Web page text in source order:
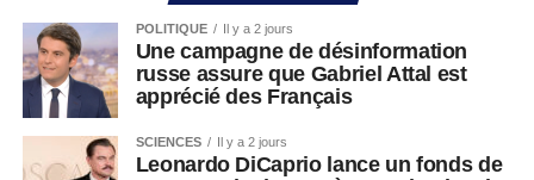
POLITIQUE Il y a 2 jours
Une campagne de désinformation
russe assure que Gabriel Attal est
apprécié des Français
SCIENCES Il y a 2 jours
Leonardo DiCaprio lance un fonds de